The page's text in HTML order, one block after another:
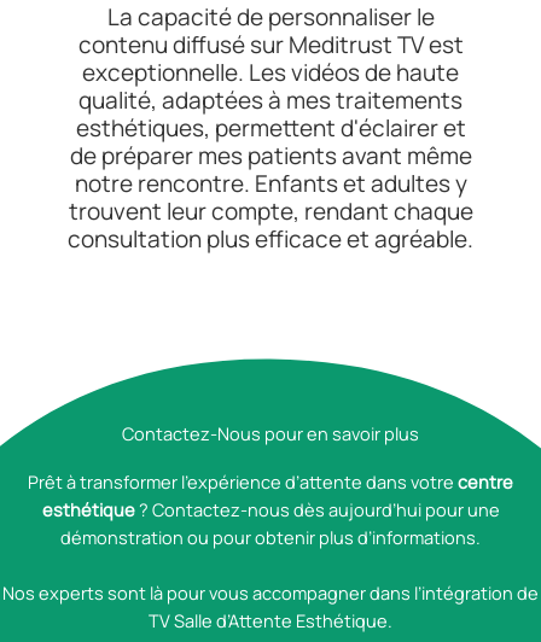
La capacité de personnaliser le
contenu diffusé sur Meditrust TV est
exceptionnelle. Les vidéos de haute
qualité, adaptées à mes traitements
esthétiques, permettent d'éclairer et
de préparer mes patients avant même
notre rencontre. Enfants et adultes y
trouvent leur compte, rendant chaque
consultation plus efficace et agréable.
Contactez-Nous pour en savoir plus
Prêt à transformer l’expérience d’attente dans votre centre
esthétique? Contactez-nous dès aujourd’hui pour une
démonstration ou pour obtenir plus d’informations.
Nos experts sont là pour vous accompagner dans l’intégration de
TV Salle d’Attente Esthétique.